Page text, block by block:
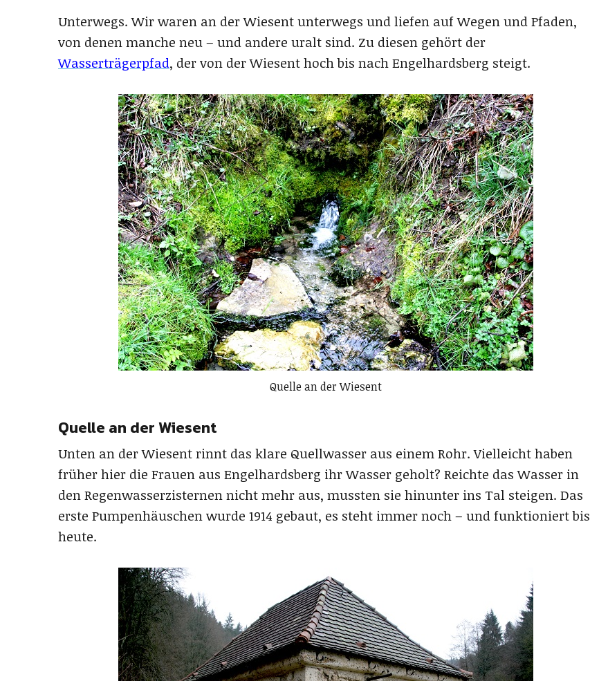
Unterwegs. Wir waren an der Wiesent unterwegs und liefen auf Wegen und Pfaden,
von denen manche neu – und andere uralt sind. Zu diesen gehört der
Wasserträgerpfad, der von der Wiesent hoch bis nach Engelhardsberg steigt.
Quelle an der Wiesent
Quelle an der Wiesent
Unten an der Wiesent rinnt das klare Quellwasser aus einem Rohr. Vielleicht haben
früher hier die Frauen aus Engelhardsberg ihr Wasser geholt? Reichte das Wasser in
den Regenwasserzisternen nicht mehr aus, mussten sie hinunter ins Tal steigen. Das
erste Pumpenhäuschen wurde 1914 gebaut, es steht immer noch – und funktioniert bis
heute.